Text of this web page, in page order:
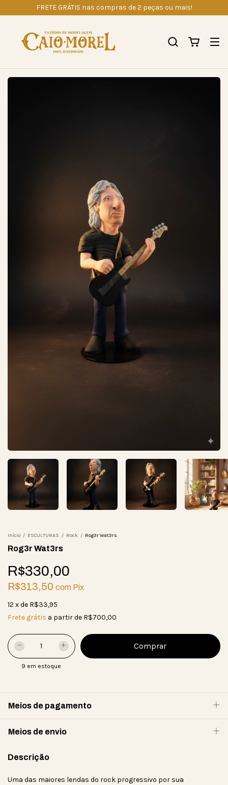
FRETE GRÁTIS nas compras de 2 peças ou mais!
Início / ESCULTURAS / Rock / Rog3r Wat3rs
Rog3r Wat3rs
R$330,00
R$313,50 com Pix
12 xde R$33,95
Frete grátis a partir de R$700,00
9 em estoque
Meios de pagamento
Meios de envio
Descrição
Uma das maiores lendas do rock progressivo por sua